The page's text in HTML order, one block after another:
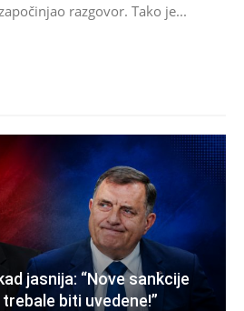
razgovor. Tako je...
jasnija: “Nove sankcije
biti uvedene!”